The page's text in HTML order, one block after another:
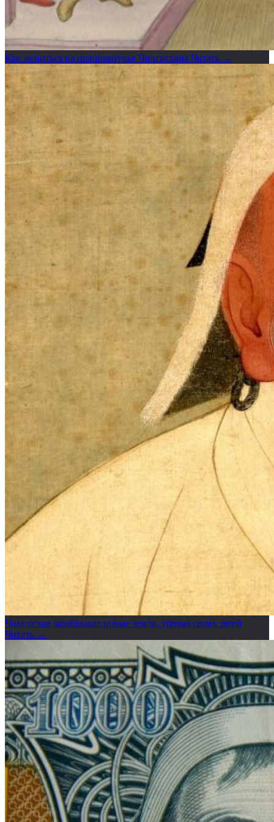
Как жениться на праправнучке Чингисхана Читать →
Чингисхан завоёвывал новые земли, убивая своих зятей
Читать →